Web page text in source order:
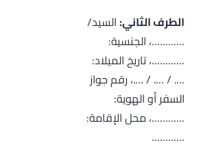
الطرف الثاني:السيد/
…………، الجنسية:
…………، تاريخ الميلاد:
…. / …. / ….، رقم جواز
السفر أو الهوية:
…………، محل الإقامة:
…………